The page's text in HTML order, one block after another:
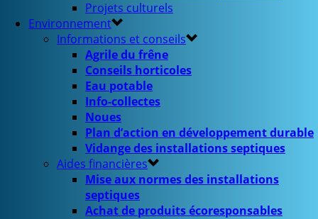
Projets culturels
Environnement
Informations et conseils
Agrile du frêne
Conseils horticoles
Eau potable
Info-collectes
Noues
Plan d’action en développement durable
Vidange des installations septiques
Aides financières
Mise aux normes des installations
septiques
Achat de produits écoresponsables